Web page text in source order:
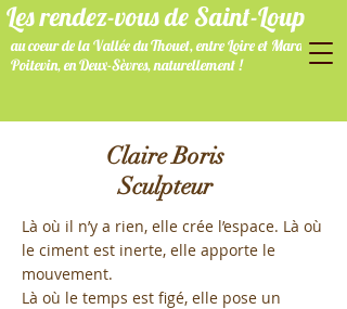
Les rendez-vous de Saint-Loup
au coeur de la Vallée du Thouet, entre Loire et Marais
Poitevin, en Deux-Sèvres, naturellement !
Claire Boris
Sculpteur
Là où il n’y a rien, elle crée l’espace. Là où
le ciment est inerte, elle apporte le
mouvement.
Là où le temps est figé, elle pose un